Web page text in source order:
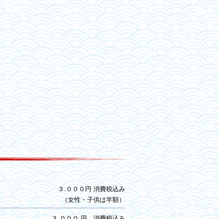
３.０００円 消費税込み
（女性・子供は半額）